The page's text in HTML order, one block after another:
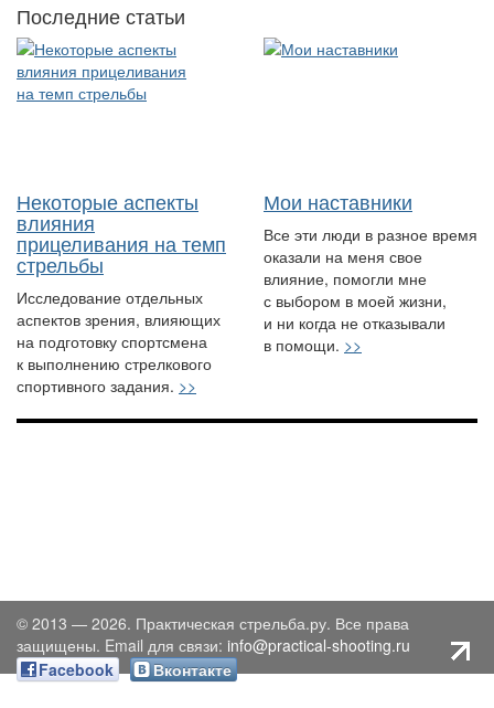
Последние статьи
Некоторые аспекты
влияния
прицеливания на темп
стрельбы
Исследование отдельных
аспектов зрения, влияющих
на подготовку спортсмена
к выполнению стрелкового
спортивного задания. >>
Мои наставники
Все эти люди в разное время
оказали на меня свое
влияние, помогли мне
с выбором в моей жизни,
и ни когда не отказывали
в помощи. >>
© 2013 — 2026. Практическая стрельба.ру. Все права
защищены. Email для связи: info@practical-shooting.ru
Facebook
Вконтакте